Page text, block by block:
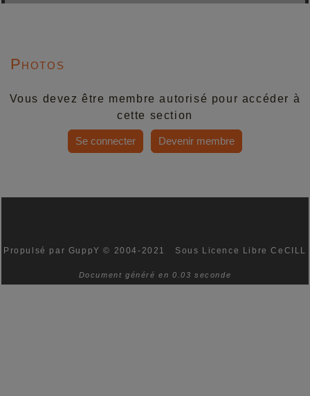
Photos
Vous devez être membre autorisé pour accéder à
cette section
Se connecter Devenir membre
Propulsé par GuppY© 2004-2021 Sous Licence Libre CeCILL
Document généré en 0.03 seconde